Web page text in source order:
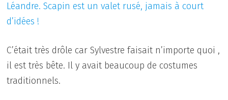
Léandre. Scapin est un valet rusé, jamais à court
d’idées !
C’était très drôle car Sylvestre faisait n’importe quoi ,
il est très bête. Il y avait beaucoup de costumes
traditionnels.